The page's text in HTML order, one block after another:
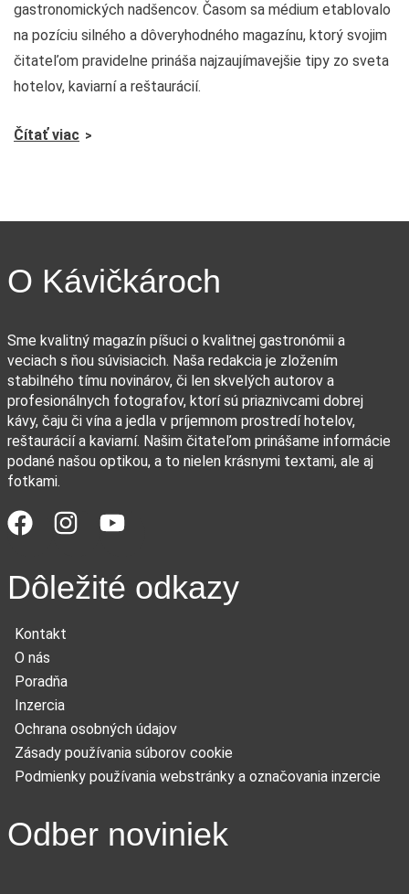
gastronomických nadšencov. Časom sa médium etablovalo
na pozíciu silného a dôveryhodného magazínu, ktorý svojim
čitateľom pravidelne prináša najzaujímavejšie tipy zo sveta
hotelov, kaviarní a reštaurácií.
Čítať viac
O Kávičkároch
Sme kvalitný magazín píšuci o kvalitnej gastronómii a
veciach s ňou súvisiacich. Naša redakcia je zložením
stabilného tímu novinárov, či len skvelých autorov a
profesionálnych fotografov, ktorí sú priaznivcami dobrej
kávy, čaju či vína a jedla v príjemnom prostredí hotelov,
reštaurácií a kaviarní. Našim čitateľom prinášame informácie
podané našou optikou, a to nielen krásnymi textami, ale aj
fotkami.
Dôležité odkazy
Kontakt
O nás
Poradňa
Inzercia
Ochrana osobných údajov
Zásady používania súborov cookie
Podmienky používania webstránky a označovania inzercie
Odber noviniek